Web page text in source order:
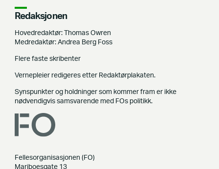
Redaksjonen
Hovedredaktør: Thomas Owren
Medredaktør: Andrea Berg Foss
Flere faste skribenter
Vernepleier redigeres etter Redaktørplakaten.
Synspunkter og holdninger som kommer fram er ikke
nødvendigvis samsvarende med FOs politikk.
Fellesorganisasjonen (FO)
Mariboesgate 13